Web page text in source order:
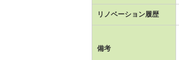
リノベーション履歴
備考